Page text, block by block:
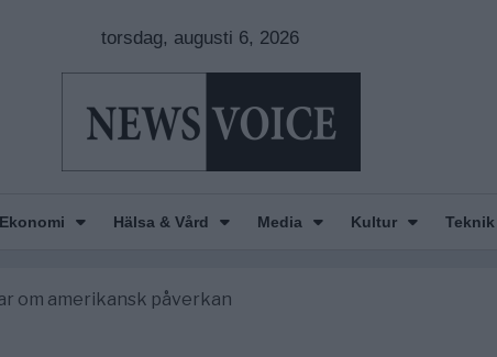
torsdag, augusti 6, 2026
Ekonomi Hälsa & Vård Media Kultur Teknik
avgöra all utrikespolitik
om amerikansk påverkan